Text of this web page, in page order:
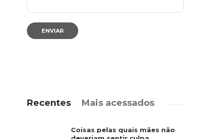
Recentes Mais acessados
Coisas pelas quais mães não